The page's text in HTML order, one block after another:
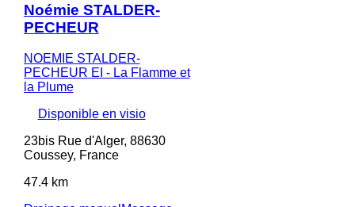
Noémie STALDER-
PECHEUR
NOEMIE STALDER-
PECHEUR EI - La Flamme et
la Plume
Disponible en visio
23bis Rue d'Alger, 88630
Coussey, France
47.4 km